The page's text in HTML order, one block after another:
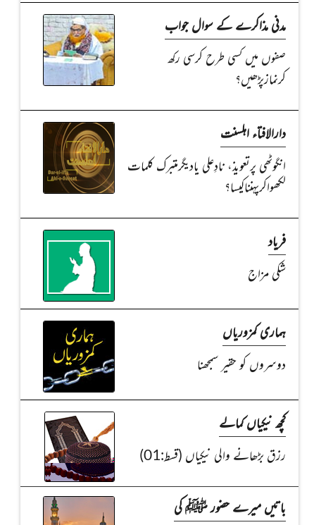
مدنی مذاکرے کے سوال جواب
صفوں میں کسی طرح کرسی رکھ
کرنمازپڑھیں؟
دارالافتاء اہلسنت
انگوٹھی پرتعویذ، نادِعلی یادیگرمتبرک کلمات
لکھواکرپہنناکیسا؟
فریاد
شکی مزاج
ہماری کمزوریاں
دوسروں کو حقیر سمجھنا
کچھ نیکیاں کمالے
رزق بڑھانے والی نیکیاں (قسط:01)
باتیں میرے حضور ﷺ کی